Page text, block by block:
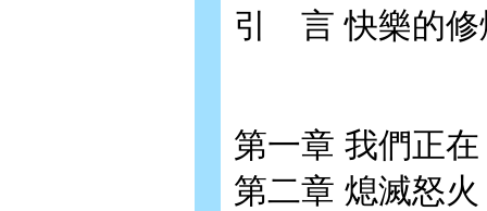
引 言 快樂的修
第一章 我們正
第二章 熄滅怒火